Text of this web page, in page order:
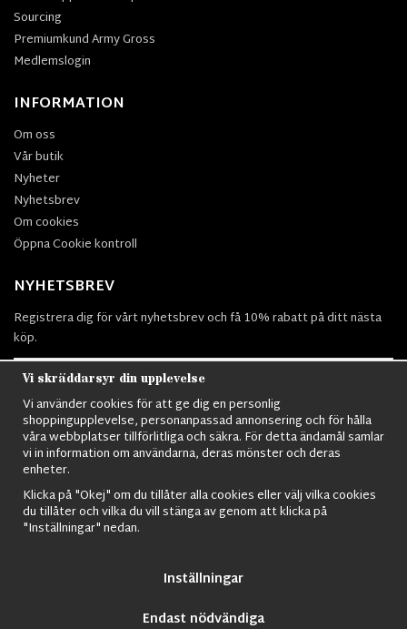
Sourcing
Premiumkund Army Gross
Medlemslogin
INFORMATION
Om oss
Vår butik
Nyheter
Nyhetsbrev
Om cookies
Öppna Cookie kontroll
NYHETSBREV
Registrera dig för vårt nyhetsbrev och få 10% rabatt på ditt nästa
köp.
Prenumerera
Nordens största utbud avMilitärkläder,M90 kläder,Militärtöverskott,
Militärutrustning,Ordningsvakt utrustning,
Vintage Army kläder,Sjömanskläder
mycket mer..
Vi skräddarsyr din upplevelse
Vi använder cookies för att ge dig en personlig
shoppingupplevelse, personanpassad annonsering och för hålla
våra webbplatser tillförlitliga och säkra. För detta ändamål samlar
vi in information om användarna, deras mönster och deras
enheter.
Klicka på "Okej" om du tillåter alla cookies eller välj vilka cookies
du tillåter och vilka du vill stänga av genom att klicka på
"Inställningar" nedan.
Inställningar
Endast nödvändiga